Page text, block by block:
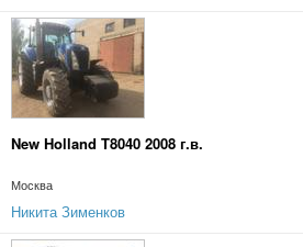
New Holland T8040 2008 г.в.
Москва
Никита Зименков